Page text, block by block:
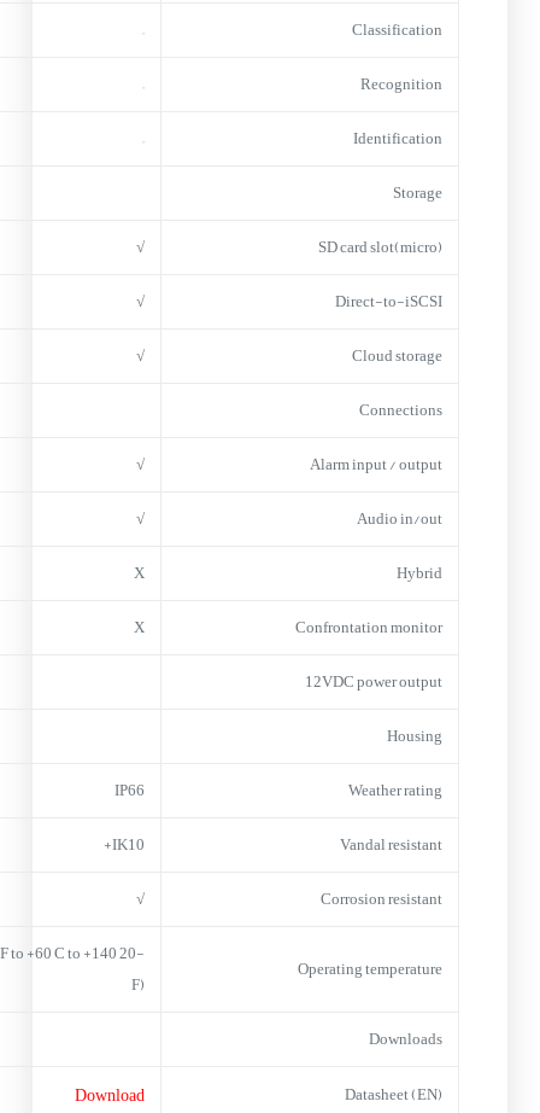
Classification
–
Recognition
–
Identification
–
Storage
(micro)SD card slot
√
Direct-to-iSCSI
√
Cloud storage
√
Connections
Alarm input / output
√
Audio in/out
√
Hybrid
X
Confrontation monitor
X
12VDC power output
Housing
Weather rating
IP66
Vandal resistant
IK10+
Corrosion resistant
√
Operating temperature
F to +60 C to +140
F)
Downloads
Datasheet (EN)
Download